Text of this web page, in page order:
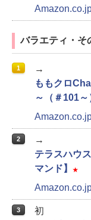
バラエティ・そ
1
→
ももクロ
～（＃101～
2
→
テラスハウ
マンド】
★
3
初